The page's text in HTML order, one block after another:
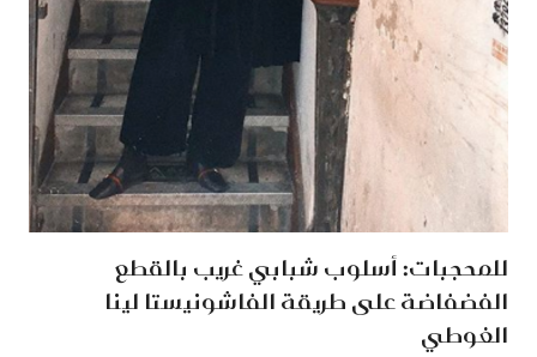
للمحجبات: أسلوب شبابي غريب بالقطع
الفضفاضة على طريقة الفاشونيستا لينا
الغوطي